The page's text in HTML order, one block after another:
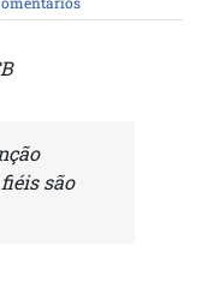
são